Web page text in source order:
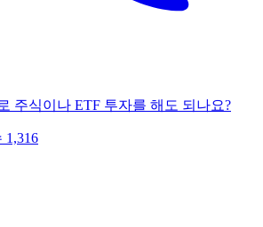
주식이나 ETF 투자를 해도 되나요?
1,316